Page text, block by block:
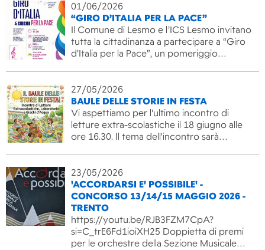
01/06/2026
“GIRO D’ITALIA PER LA PACE”
Il Comune di Lesmo e l’ICS Lesmo invitano
tutta la cittadinanza a partecipare a “Giro
d’Italia per la Pace”, un pomeriggio…
27/05/2026
BAULE DELLE STORIE IN FESTA
Vi aspettiamo per l'ultimo incontro di
letture extra-scolastiche il 18 giugno alle
ore 16.30. Il tema dell'incontro sarà…
23/05/2026
'ACCORDARSI E' POSSIBILE' -
CONCORSO 13/14/15 MAGGIO 2026 -
TRENTO
https://youtu.be/RJB3FZM7CpA?
si=C_trE6Fd1ioiXH25 Doppietta di premi
per le orchestre della Sezione Musicale…